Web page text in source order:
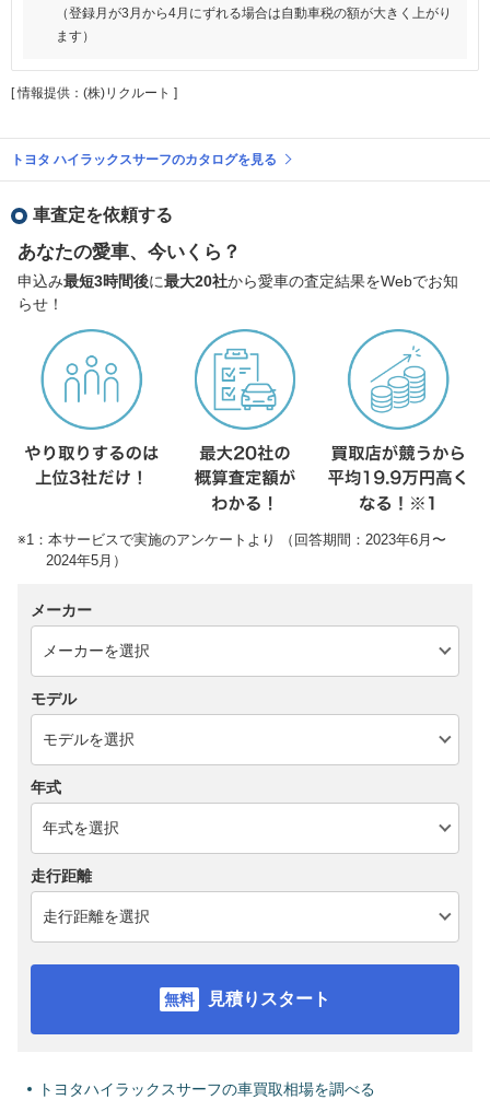
（登録月が3月から4月にずれる場合は自動車税の額が大きく上がり
ます）
[ 情報提供：(株)リクルート ]
トヨタ ハイラックスサーフのカタログを見る
車査定を依頼する
あなたの愛車、今いくら？
申込み最短3時間後に最大20社から愛車の査定結果をWebでお知
らせ！
※1：本サービスで実施のアンケートより （回答期間：2023年6月〜
2024年5月）
メーカー
モデル
年式
走行距離
見積りスタート
トヨタハイラックスサーフの車買取相場を調べる